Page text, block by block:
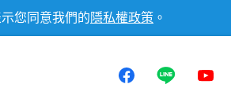
您同意我們的 隱私權政策 。